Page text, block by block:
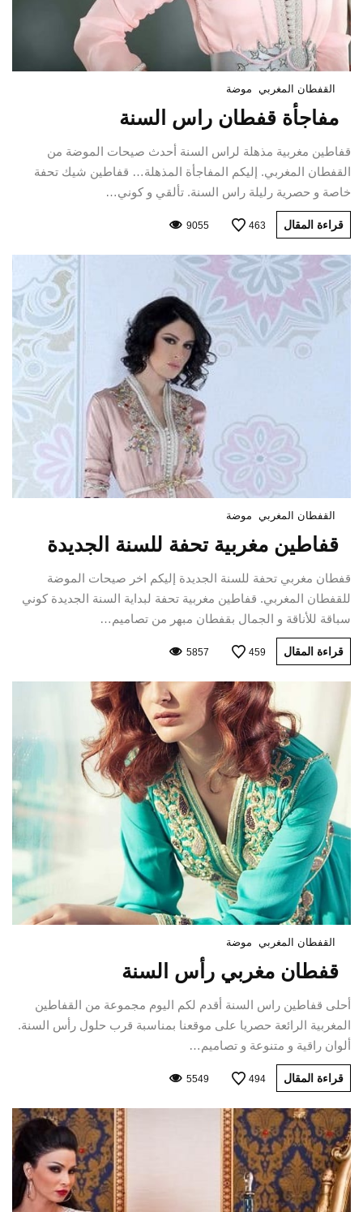
القفطان المغربي موضة
مفاجأة قفطان راس السنة
قفاطين مغربية مذهلة لراس السنة أحدث صيحات الموضة من
القفطان المغربي. إليكم المفاجأة المذهلة… قفاطين شيك تحفة
خاصة و حصرية رليلة راس السنة. تألقي و كوني…
قراءة المقال 463
9055
القفطان المغربي موضة
قفاطين مغربية تحفة للسنة الجديدة
قفطان مغربي تحفة للسنة الجديدة إليكم اخر صيحات الموضة
للقفطان المغربي. قفاطين مغربية تحفة لبداية السنة الجديدة كوني
سباقة للأناقة و الجمال بقفطان مبهر من تصاميم…
قراءة المقال 459
5857
القفطان المغربي موضة
قفطان مغربي رأس السنة
أحلى قفاطين راس السنة أقدم لكم اليوم مجموعة من القفاطين
المغربية الرائعة حصريا على موقعنا بمناسبة قرب حلول رأس السنة.
ألوان راقية و متنوعة و تصاميم…
قراءة المقال 494
5549